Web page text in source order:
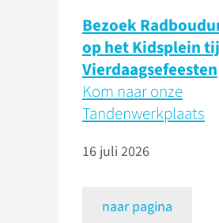
Bezoek
op het Kidsplein
Vierdaagsefeesten
Kom naar onze
Tandenwerkplaats
16 juli 2026
naar pagina